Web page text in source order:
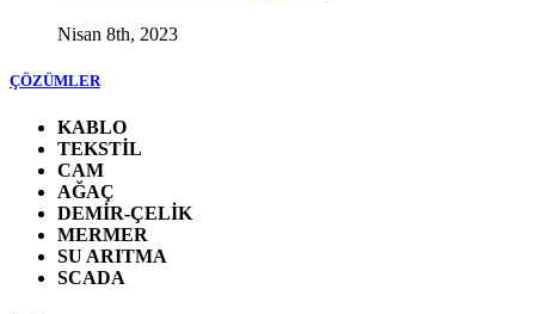
Nisan 8th, 2023
ÇÖZÜMLER
KABLO
TEKSTİL
CAM
AĞAÇ
DEMİR-ÇELİK
MERMER
SU ARITMA
SCADA